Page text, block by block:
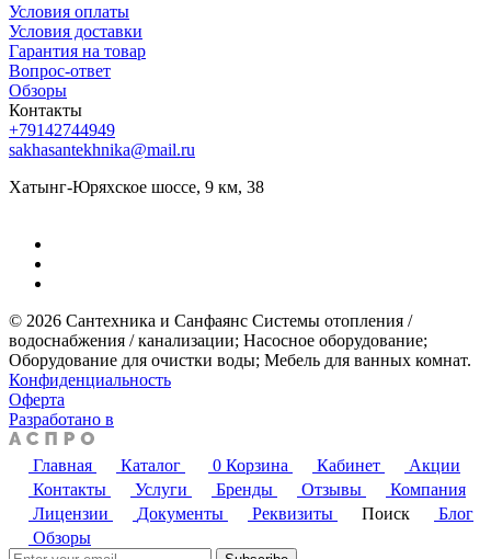
Условия оплаты
Условия доставки
Гарантия на товар
Вопрос-ответ
Обзоры
Контакты
+79142744949
sakhasantekhnika@mail.ru
Хатынг-Юряхское шоссе, 9 км, 38
© 2026 Сантехника и Санфаянс ​Системы отопления /
водоснабжения / канализации; ​Насосное оборудование; ​
Оборудование для очистки воды; ​Мебель для ванных комнат.
Конфиденциальность
Оферта
Разработано в
Главная Каталог 0 Корзина Кабинет
Акции
Контакты
Услуги Бренды Отзывы
Компания
Лицензии
Документы Реквизиты Поиск
Блог
Обзоры